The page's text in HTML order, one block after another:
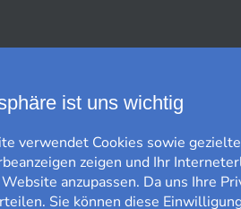
ist uns wichtig
verwendet Cookies sowie
zeigen und Ihr
anzupassen. Da uns Ihre
Sie können diese